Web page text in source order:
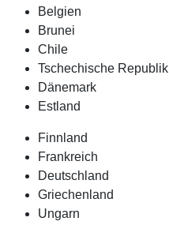
Belgien
Brunei
Chile
Tschechische Republik
Dänemark
Estland
Finnland
Frankreich
Deutschland
Griechenland
Ungarn